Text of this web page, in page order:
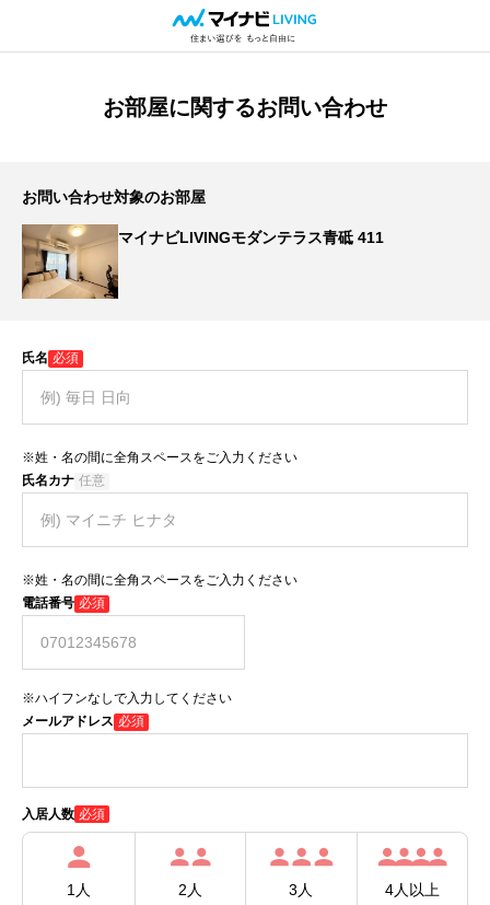
お部屋に関するお問い合わせ
お問い合わせ対象のお部屋
マイナビLIVINGモダンテラス青砥 411
氏名 必須
※姓・名の間に全角スペースをご入力ください
氏名カナ 任意
※姓・名の間に全角スペースをご入力ください
電話番号 必須
※ハイフンなしで入力してください
メールアドレス 必須
入居人数 必須
1人 2人 3人 4人以上